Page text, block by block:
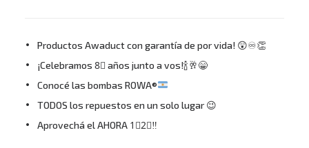
Productos Awaduct con garantía de por vida! 😲♾👏
¡Celebramos 8⃣ años junto a vos!🍾🥂😁
Conocé las bombas ROWA®
TODOS los repuestos en un solo lugar 😉
Aprovechá el AHORA 1⃣2⃣‼